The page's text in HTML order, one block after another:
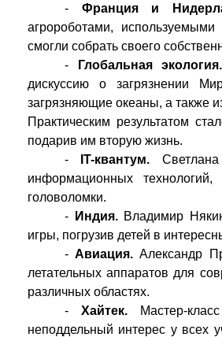
- Франция и
агророботами, используемыми
смогли собрать своего
- Глобальная экология.
дискуссию о загрязнении
загрязняющие океаны, а также
Практическим результатом
подарив им вторую жизнь.
-
IT-квантум.
информационных
головоломки.
-
Индия.Владимир Някин
игры, погрузив детей в
-Авиация. Александр
летательных аппаратов для
различных областях.
- Хайтек.Мастер-
неподдельный интерес у всех